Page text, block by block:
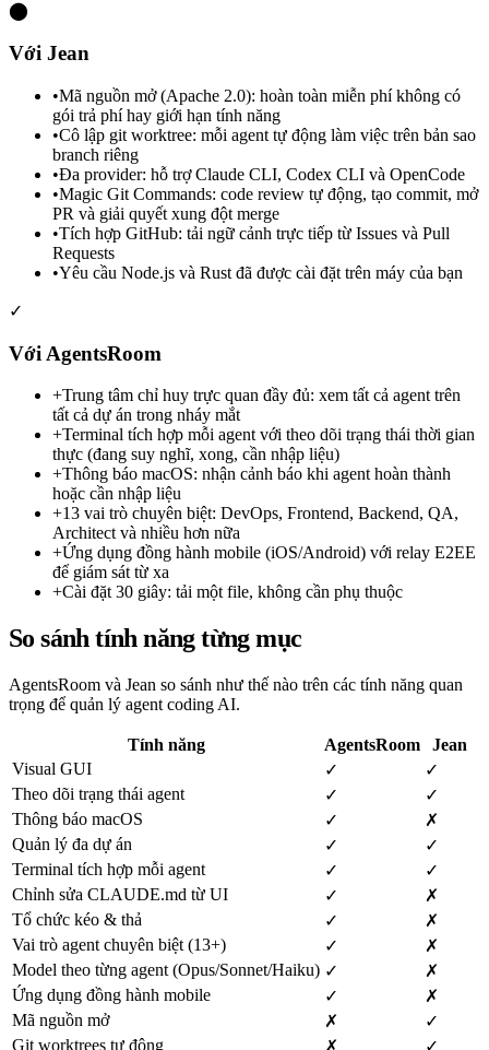
⬤
Với Jean
•Mã nguồn mở (Apache 2.0): hoàn toàn miễn phí không có
gói trả phí hay giới hạn tính năng
•Cô lập git worktree: mỗi agent tự động làm việc trên bản sao
branch riêng
•Đa provider: hỗ trợ Claude CLI, Codex CLI và OpenCode
•Magic Git Commands: code review tự động, tạo commit, mở
PR và giải quyết xung đột merge
•Tích hợp GitHub: tải ngữ cảnh trực tiếp từ Issues và Pull
Requests
•Yêu cầu Node.js và Rust đã được cài đặt trên máy của bạn
✓
Với AgentsRoom
+Trung tâm chỉ huy trực quan đầy đủ: xem tất cả agent trên
tất cả dự án trong nháy mắt
+Terminal tích hợp mỗi agent với theo dõi trạng thái thời gian
thực (đang suy nghĩ, xong, cần nhập liệu)
+Thông báo macOS: nhận cảnh báo khi agent hoàn thành
hoặc cần nhập liệu
+13 vai trò chuyên biệt: DevOps, Frontend, Backend, QA,
Architect và nhiều hơn nữa
+Ứng dụng đồng hành mobile (iOS/Android) với relay E2EE
để giám sát từ xa
+Cài đặt 30 giây: tải một file, không cần phụ thuộc
So sánh tính năng từng mục
AgentsRoom và Jean so sánh như thế nào trên các tính năng quan
trọng để quản lý agent coding AI.
Tính năng AgentsRoom
Jean
Visual GUI
✓
✓
Theo dõi trạng thái agent
✓
✓
Thông báo macOS
✓
✗
Quản lý đa dự án
✓
✓
Terminal tích hợp mỗi agent
✓
✓
Chỉnh sửa CLAUDE.md từ UI
✓
✗
Tổ chức kéo & thả
✓
✗
Vai trò agent chuyên biệt (13+)
✓
✗
Model theo từng agent (Opus/Sonnet/Haiku) ✓
✗
Ứng dụng đồng hành mobile
✓
✗
Mã nguồn mở
✗
✓
Git worktrees tự động